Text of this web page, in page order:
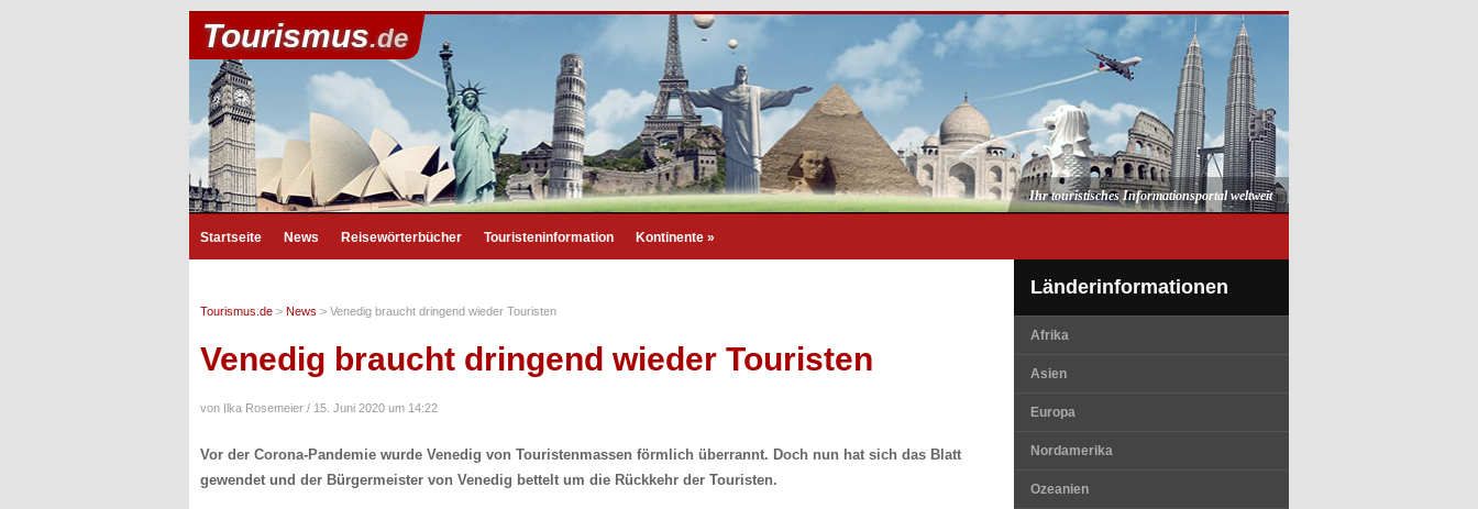
Tourismus.de
Ihr touristisches Informationsportal weltweit
Startseite News Reisewörterbücher Touristeninformation Kontinente »
Tourismus.de > News > Venedig braucht dringend wieder Touristen
Venedig braucht dringend wieder Touristen
von Ilka Rosemeier / 15. Juni 2020 um 14:22
Vor der Corona-Pandemie wurde Venedig von Touristenmassen förmlich überrannt. Doch nun hat sich das Blatt
gewendet und der Bürgermeister von Venedig bettelt um die Rückkehr der Touristen.
Länderinformationen
Afrika
Asien
Europa
Nordamerika
Ozeanien